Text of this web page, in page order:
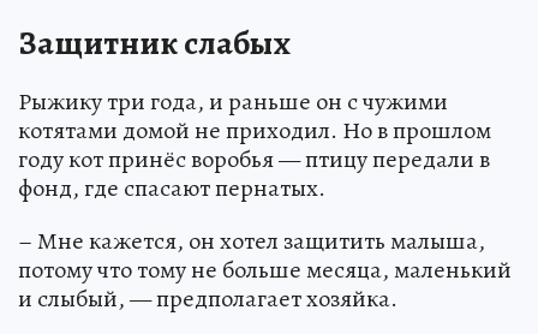
Защитник слабых
Рыжику три года, и раньше он с чужими
котятами домой не приходил. Но в прошлом
году кот принёс воробья — птицу передали в
фонд, где спасают пернатых.
– Мне кажется, он хотел защитить малыша,
потому что тому не больше месяца, маленький
и слыбый, — предполагает хозяйка.